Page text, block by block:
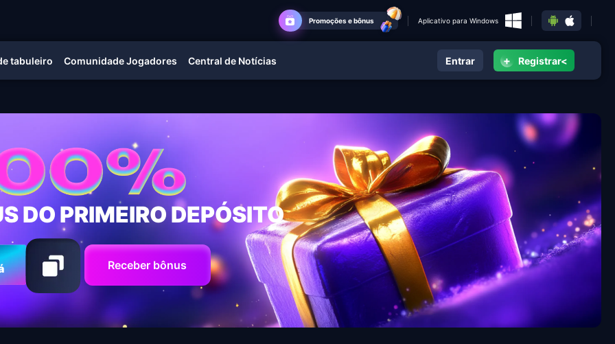
Promoções e bônus Aplicativo para Windows
tabuleiro Comunidade Jogadores Central de Notícias Entrar + Registrar<
DO PRIMEIRO DEPÓSITO
Receber bônus